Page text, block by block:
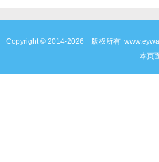
Copyright © 2014-2026 版权所有
本页